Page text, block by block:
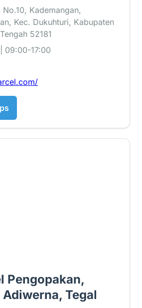
Kademangan,
Kec. Dukuhturi, Kabupaten
52181
09:00-17:00
Pengopakan,
Tegal